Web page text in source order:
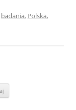
badania, Polska,